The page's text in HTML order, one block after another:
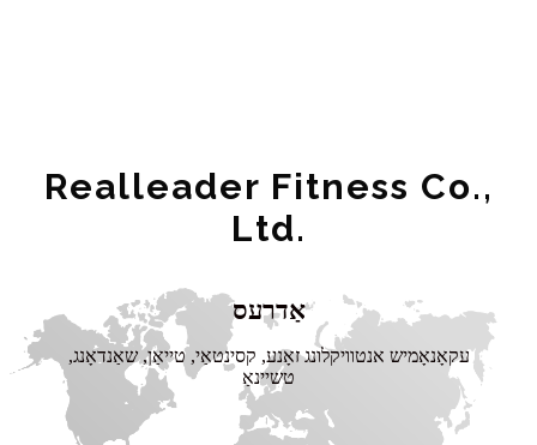
Realleader Fitness Co.,
Ltd.
אַדרעס
עקאָנאָמיש אנטוויקלונג זאָנע, קסינטאַי, טייאַן, שאַנדאָנג,
טשיינאַ